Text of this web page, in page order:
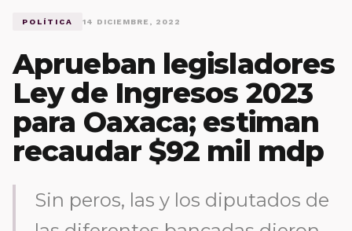
POLÍTICA 14 DICIEMBRE, 2022
Aprueban legisladores
Ley de Ingresos 2023
para Oaxaca; estiman
recaudar $92 mil mdp
Sin peros, las y los diputados de